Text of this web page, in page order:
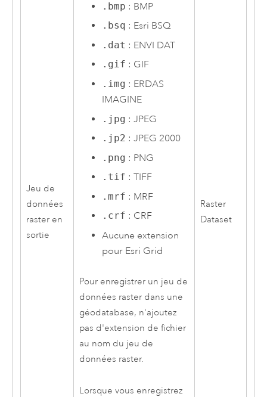
Jeu de
données
raster en
sortie
.bmp : BMP
.bsq : Esri BSQ
.dat : ENVI DAT
.gif : GIF
.img : ERDAS
IMAGINE
.jpg : JPEG
.jp2 : JPEG 2000
.png : PNG
.tif : TIFF
.mrf : MRF
.crf : CRF
Aucune extension
pour Esri Grid
Pour enregistrer un jeu de
données raster dans une
géodatabase, n'ajoutez
pas d'extension de fichier
au nom du jeu de
données raster.
Lorsque vous enregistrez
Raster
Dataset